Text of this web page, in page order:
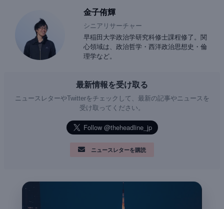
金子侑輝
シニアリサーチャー
早稲田大学政治学研究科修士課程修了。関
心領域は、政治哲学・西洋政治思想史・倫
理学など。
最新情報を受け取る
ニュースレターやTwitterをチェックして、最新の記事やニュースを
受け取ってください。
ニュースレターを購読